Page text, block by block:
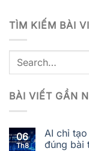
TÌM KIẾM BÀI
BÀI VIẾT GẦN
06
Th8
AI chỉ
đúng bài